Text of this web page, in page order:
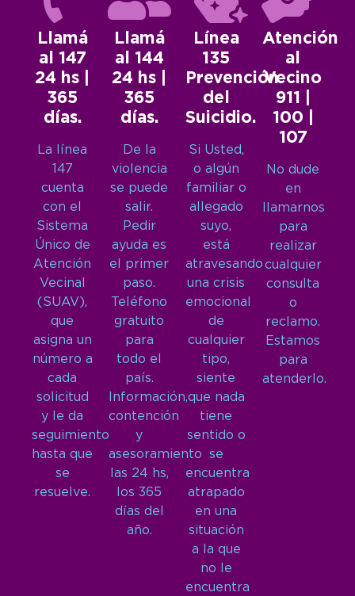
Llamá
al 147
24 hs |
365
días.
La línea
147
cuenta
con el
Sistema
Único de
Atención
Vecinal
(SUAV),
que
asigna un
número a
cada
solicitud
y le da
seguimiento
hasta que
se
resuelve.
Llamá
al 144
24 hs |
365
días.
De la
violencia
se puede
salir.
Pedir
ayuda es
el primer
paso.
Teléfono
gratuito
para
todo el
país.
Información,
contención
y
asesoramiento
las 24 hs,
los 365
días del
año.
Línea
135
Prevención
del
Suicidio.
Si Usted,
o algún
familiar o
allegado
suyo,
está
atravesando
una crisis
emocional
de
cualquier
tipo,
siente
que nada
tiene
sentido o
se
encuentra
atrapado
en una
situación
a la que
no le
encuentra
Atención
al
Vecino
911 |
100 |
107
No dude
en
llamarnos
para
realizar
cualquier
consulta
o
reclamo.
Estamos
para
atenderlo.